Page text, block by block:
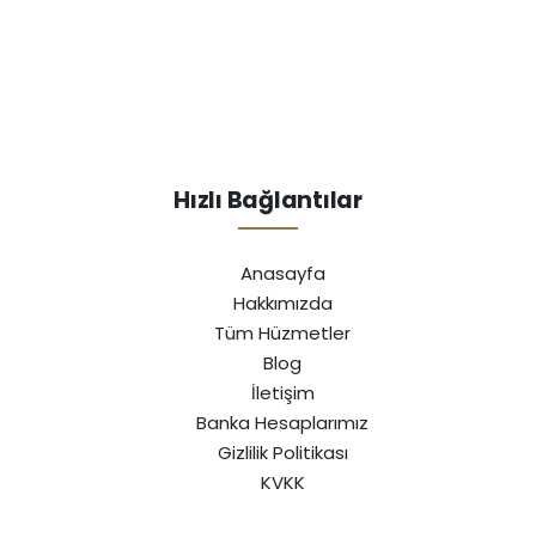
Hızlı Bağlantılar
Anasayfa
Hakkımızda
Tüm Hüzmetler
Blog
İletişim
Banka Hesaplarımız
Gizlilik Politikası
KVKK